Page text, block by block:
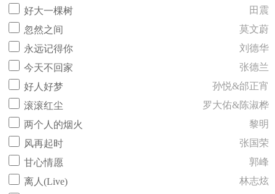
好大一棵树
田震
忽然之间
莫文蔚
永远记得你
刘德华
今天不回家
张德兰
好人好梦
孙悦&邰正宵
滚滚红尘
罗大佑&陈淑桦
两个人的烟火
黎明
风再起时
张国荣
甘心情愿
郭峰
离人(Live)
林志炫